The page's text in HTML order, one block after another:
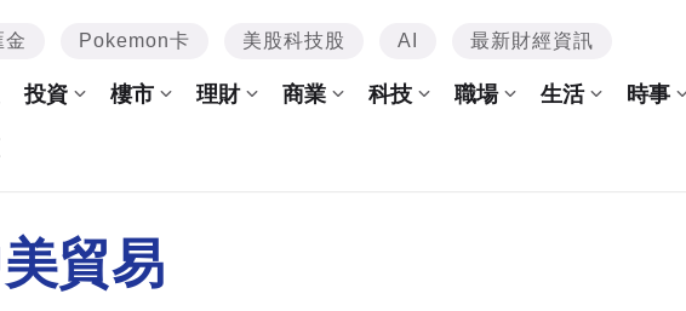
金 Pokemon卡 美股科技股 AI 最新財經資訊
投資 樓市 理財 商業 科技 職場 生活 時事
貿易